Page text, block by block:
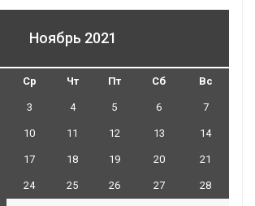
Ноябрь 2021
Ср Чт Пт Сб Вс
3 4 5 6 7
10 11 12 13 14
17 18 19 20 21
24 25 26 27 28